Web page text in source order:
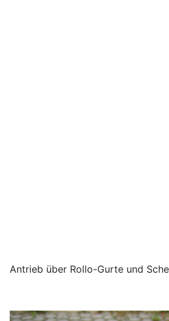
Antrieb über Rollo-Gurte und